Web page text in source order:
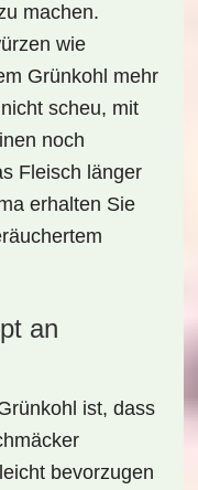
machen.
wie
Grünkohl mehr
scheu, mit
noch
Fleisch länger
erhalten Sie
an
ist, dass
bevorzugen